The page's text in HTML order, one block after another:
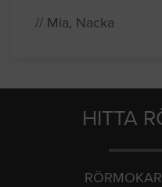
// Mia, Nacka
HITTA